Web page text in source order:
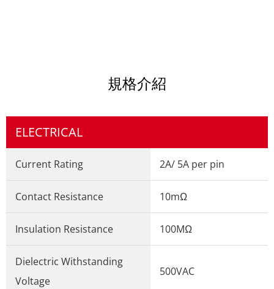
規格介紹
ELECTRICAL
Current Rating 2A/ 5A per pin
Contact Resistance 10mΩ
Insulation Resistance 100MΩ
Dielectric Withstanding
Voltage
500VAC